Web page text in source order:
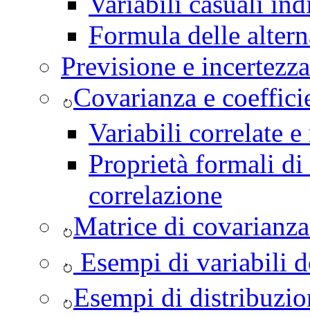
Formula delle
Previsione e
Covarianza e
Variabili correlate
Proprietà formali di
correlazione
Matrice di
Esempi di variabili
Esempi di